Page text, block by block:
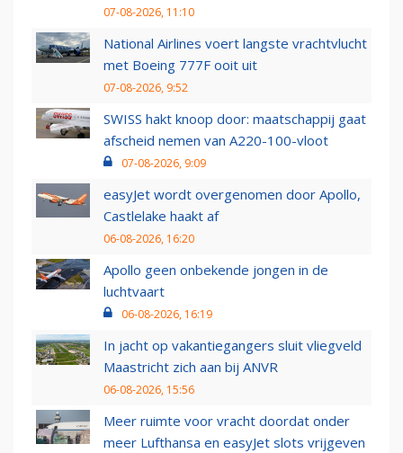
07-08-2026, 11:10
National Airlines voert langste vrachtvlucht
met Boeing 777F ooit uit
07-08-2026, 9:52
SWISS hakt knoop door: maatschappij gaat
afscheid nemen van A220-100-vloot
07-08-2026, 9:09
easyJet wordt overgenomen door Apollo,
Castlelake haakt af
06-08-2026, 16:20
Apollo geen onbekende jongen in de
luchtvaart
06-08-2026, 16:19
In jacht op vakantiegangers sluit vliegveld
Maastricht zich aan bij ANVR
06-08-2026, 15:56
Meer ruimte voor vracht doordat onder
meer Lufthansa en easyJet slots vrijgeven